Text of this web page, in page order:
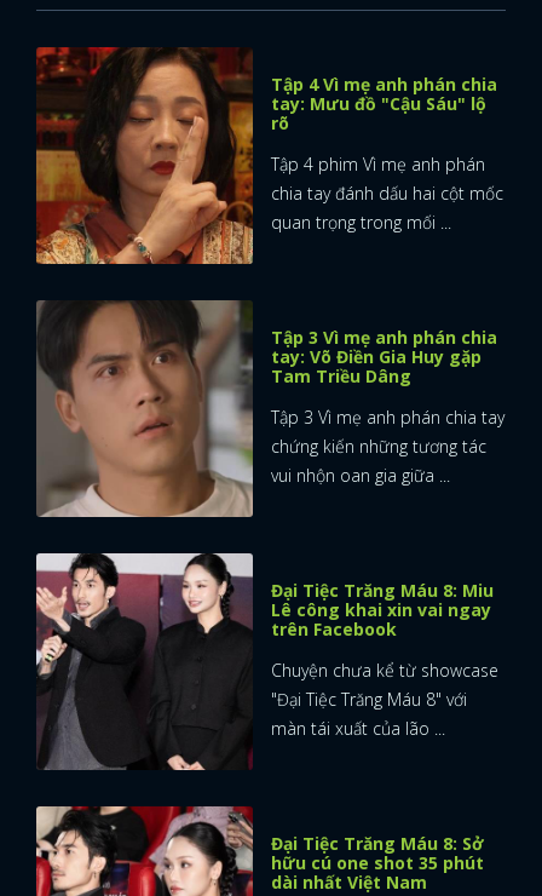
Tập 4 Vì mẹ anh phán chia
tay: Mưu đồ "Cậu Sáu" lộ
rõ
Tập 4 phim Vì mẹ anh phán
chia tay đánh dấu hai cột mốc
quan trọng trong mối ...
Tập 3 Vì mẹ anh phán chia
tay: Võ Điền Gia Huy gặp
Tam Triều Dâng
Tập 3 Vì mẹ anh phán chia tay
chứng kiến những tương tác
vui nhộn oan gia giữa ...
Đại Tiệc Trăng Máu 8: Miu
Lê công khai xin vai ngay
trên Facebook
Chuyện chưa kể từ showcase
"Đại Tiệc Trăng Máu 8" với
màn tái xuất của lão ...
Đại Tiệc Trăng Máu 8: Sở
hữu cú one shot 35 phút
dài nhất Việt Nam